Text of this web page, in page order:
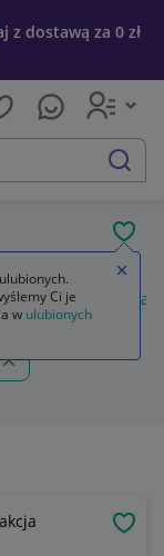
z dostawą za 0 zł
szukaj
język polski 1 sztuka
Ci je
w ulubionych